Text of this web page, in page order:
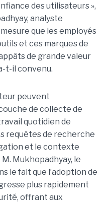
des utilisateurs »,
analyste
que les employés
et ces marques de
de grande valeur
t-il convenu.
peuvent
de collecte de
quotidien de
requêtes de recherche
et le contexte
Mukhopadhyay, le
le fait que l’adoption de
plus rapidement
offrant aux